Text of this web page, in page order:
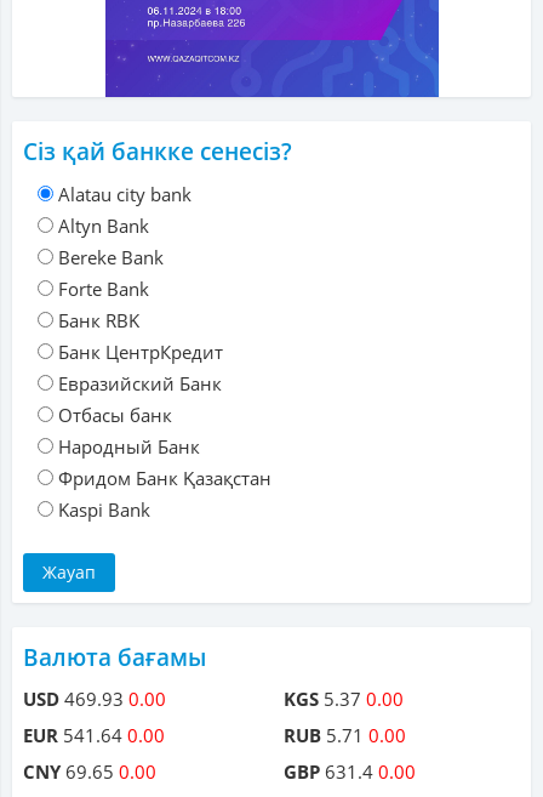
Сіз қай банкке сенесіз?
Alatau city bank
Altyn Bank
Bereke Bank
Forte Bank
Банк RBK
Банк ЦентрКредит
Евразийский Банк
Отбасы банк
Народный Банк
Фридом Банк Қазақстан
Kaspi Bank
Валюта бағамы
USD 469.93 0.00
EUR 541.64 0.00
CNY69.65 0.00
KGS 5.37 0.00
RUB 5.71 0.00
GBP 631.4 0.00